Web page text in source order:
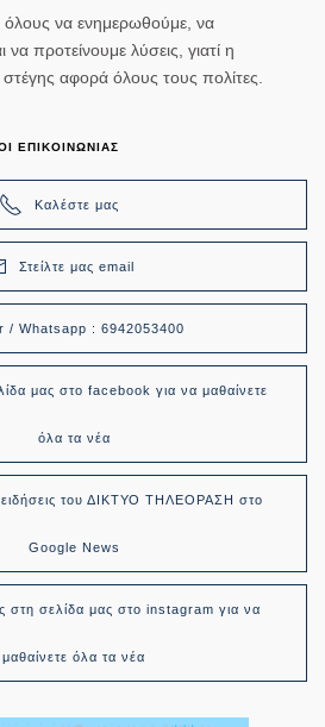
όλους να ενημερωθούμε, να
προτείνουμε λύσεις, γιατί η
αφορά όλους τους πολίτες.
ΕΠΙΚΟΙΝΩΝΙΑΣ
Καλέστε μας
Στείλτε μας email
/ Whatsapp : 6942053400
μας στο facebook για να μαθαίνετε
όλα τα νέα
ειδήσεις του ΔΙΚΤΥΟ ΤΗΛΕΟΡΑΣΗ στο
Google News
στη σελίδα μας στο instagram για να
μαθαίνετε όλα τα νέα